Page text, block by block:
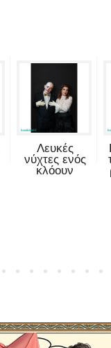
Λευκές
νύχτες ενός
κλόουν